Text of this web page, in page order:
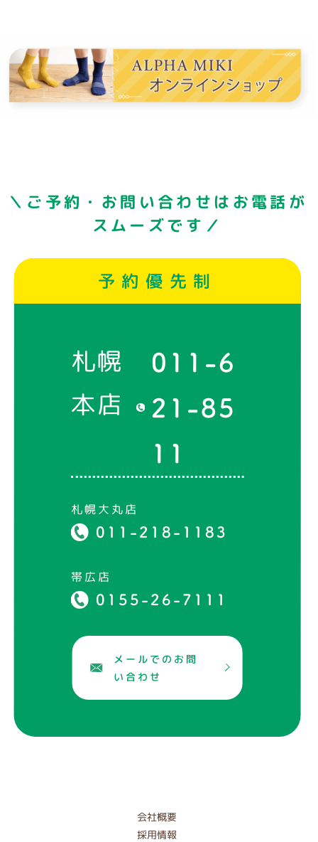
＼ご予約・お問い合わせはお電話が
スムーズです／
予約優先制
札幌
本店
011-6
21-85
11
札幌大丸店
011-218-1183
帯広店
0155-26-7111
メールでのお問
い合わせ
会社概要
採用情報